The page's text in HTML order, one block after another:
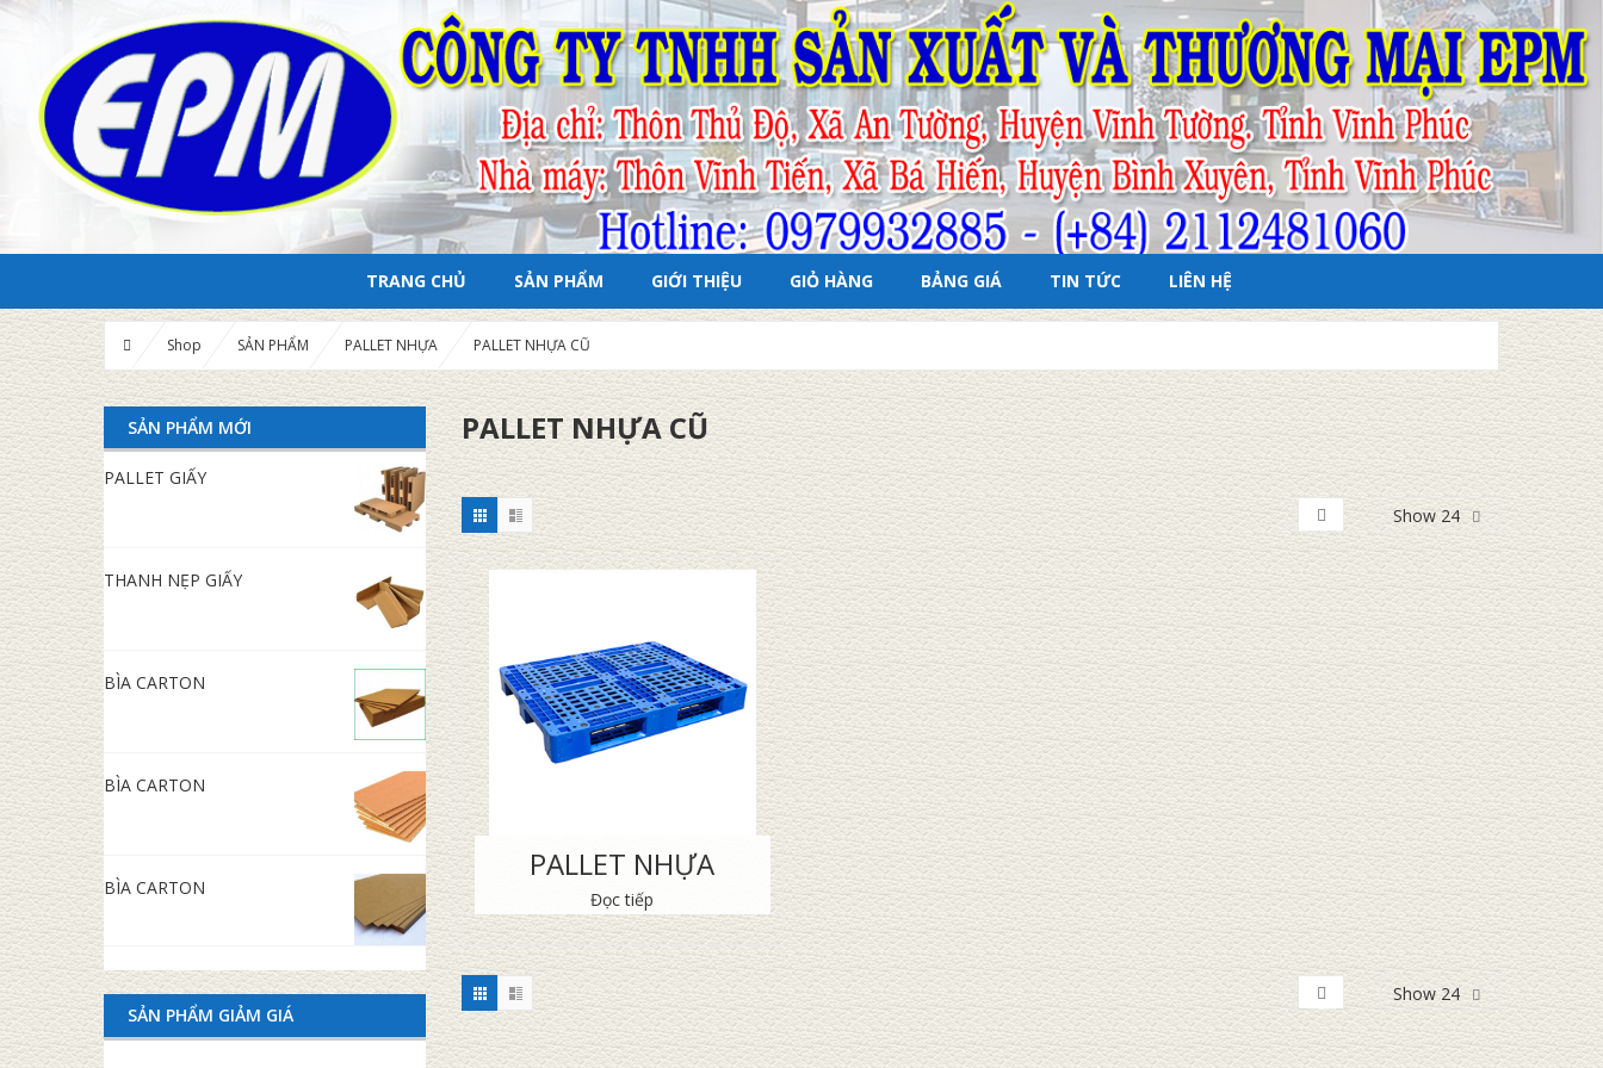
TRANG CHỦ SẢN PHẨM GIỚI THIỆU GIỎ HÀNG BẢNG GIÁ TIN TỨC LIÊN HỆ
Shop SẢN PHẨM PALLET NHỰA PALLET NHỰA CŨ
SẢN PHẨM MỚI
PALLET GIẤY
THANH NẸP GIẤY
BÌA CARTON
BÌA CARTON
BÌA CARTON
SẢN PHẨM GIẢM GIÁ
PALLET NHỰA CŨ
Show 24
PALLET NHỰA
Đọc tiếp
Show 24